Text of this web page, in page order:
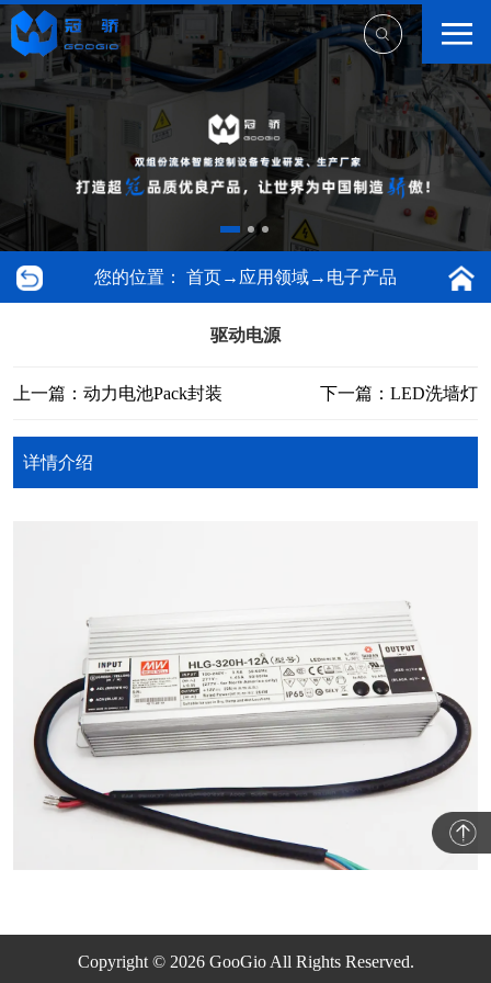
您的位置： 首页→ 应用领域→ 电子产品
驱动电源
上一篇：动力电池Pack封装 下一篇：LED洗墙灯
详情介绍
Copyright © 2026 GooGio All Rights Reserved.